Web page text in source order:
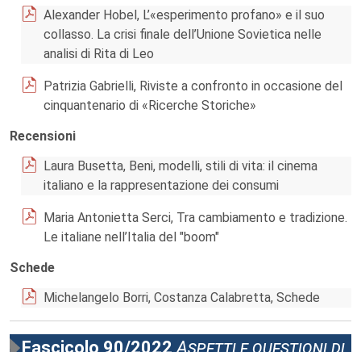
Alexander Hobel, L’«esperimento profano» e il suo
collasso. La crisi finale dell’Unione Sovietica nelle
analisi di Rita di Leo
Patrizia Gabrielli, Riviste a confronto in occasione del
cinquantenario di «Ricerche Storiche»
Recensioni
Laura Busetta, Beni, modelli, stili di vita: il cinema
italiano e la rappresentazione dei consumi
Maria Antonietta Serci, Tra cambiamento e tradizione.
Le italiane nell’Italia del "boom"
Schede
Michelangelo Borri, Costanza Calabretta, Schede
Fascicolo 90/2022 Aspetti e questioni di